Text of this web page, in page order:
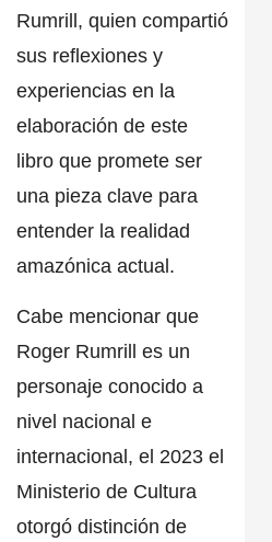
Rumrill, quien compartió
sus reflexiones y
experiencias en la
elaboración de este
libro que promete ser
una pieza clave para
entender la realidad
amazónica actual.
Cabe mencionar que
Roger Rumrill es un
personaje conocido a
nivel nacional e
internacional, el 2023 el
Ministerio de Cultura
otorgó distinción de